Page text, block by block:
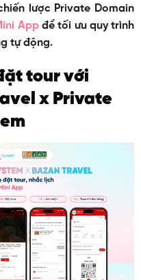
lược Private Domain
Appđể tối ưu quy trình
tự động.
tour với
x Private